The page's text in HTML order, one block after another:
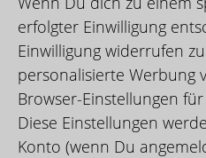
erfolgter Einwilligung
Einwilligung widerrufen
personalisierte Werbung
Browser-Einstellungen
Diese Einstellungen
Konto (wenn Du